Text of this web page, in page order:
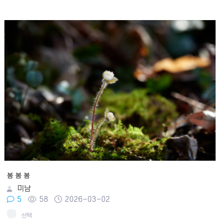
봄 봄 봄
미남
5
58 2026-03-02
선택